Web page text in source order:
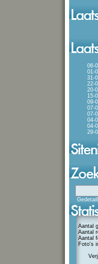
06-
01-
31-
22-
20-
15-
09-
07-
07-
04-
04-
29-
Aantal
Aantal
Aantal
Foto's